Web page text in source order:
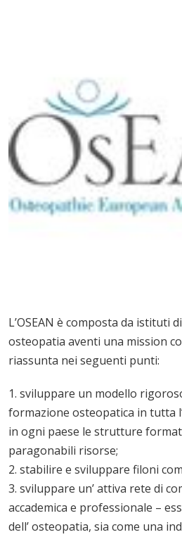
L’OSEAN è composta da istituti
osteopatia aventi una mission
riassunta nei seguenti punti:
1. sviluppare un modello
formazione osteopatica in tutta
in ogni paese le strutture
paragonabili risorse;
2. stabilire e sviluppare filoni
3. sviluppare un’ attiva rete di
accademica e professionale –
dell’ osteopatia, sia come una